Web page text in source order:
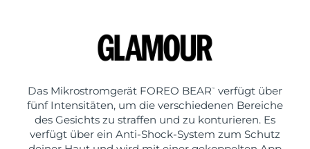
Das Mikrostromgerät FOREO BEAR ™
verfügt über
fünf Intensitäten, um die verschiedenen Bereiche
des Gesichts zu straffen und zu konturieren. Es
verfügt über ein Anti-Shock-System zum Schutz